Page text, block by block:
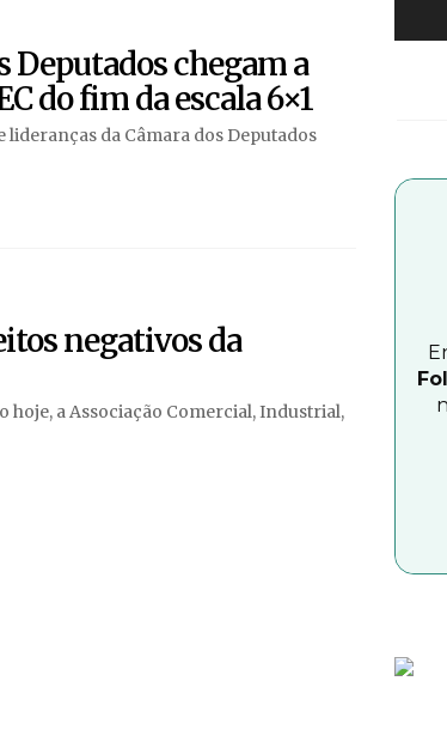
Deputados chegam a
do fim da escala 6×1
da Câmara dos Deputados
negativos da
a Associação Comercial, Industrial,